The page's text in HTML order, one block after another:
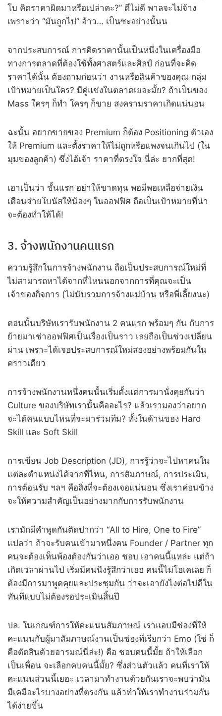
โบ คิดราคาผิดมาหรือเปล่าคะ?” ดีไม่ดี พาลจะไม่จ้าง
เพราะว่า “มันถูกไป” อ้าว… เป็นซะอย่างนั้นน
จากประสบการณ์ การคิดราคานั้นเป็นหนึ่งในเครื่องมือ
ทางการตลาดที่ต้องใช้ทั้งศาสตร์และศิลป์ ก่อนที่จะคิด
ราคาได้นั้น ต้องถามก่อนว่า งานหรือสินค้าของคุณ กลุ่ม
เป้าหมายเป็นใคร? มีคู่แข่งในตลาดเยอะมั้ย? ถ้าเป็นของ
Mass ใครๆ ก็ทำ ใครๆ ก็ขาย สงครามราคาเกิดแน่นอน
ฉะนั้น อยากขายของ Premium ก็ต้อง Positioning ตัวเอง
ให้ Premium และตั้งราคาให้ไม่ถูกหรือแพงจนเกินไป (ใน
มุมของลูกค้า) ซึ่งไอ้เจ้า ราคาที่ตรงใจ นี่ล่ะ ยากที่สุด!
เอาเป็นว่า ขั้นแรก อย่าให้ขาดทุน พอมีพอเหลือจ่ายเงิน
เดือนจ่ายโบนัสให้น้องๆ ในออฟฟิศ ถือเป็นเป้าหมายที่น่า
จะต้องทำให้ได้!
3. จ้างพนักงานคนแรก
ความรู้สึกในการจ้างพนักงาน ถือเป็นประสบการณ์ใหม่ที่
ไม่สามารถหาได้จากที่ไหนนอกจากการที่คุณจะเป็น
เจ้าของกิจการ (ไม่นับรวมการจ้างแม่บ้าน หรือพี่เลี้ยงนะ)
ตอนนั้นบริษัทเรารับพนักงาน 2 คนแรก พร้อมๆ กัน กับการ
ย้ายมาเช่าออฟฟิศเป็นเรื่องเป็นราว เลยถือเป็นช่วงเปลี่ยน
ผ่าน เพราะได้เจอประสบการณ์ใหม่สองอย่างพร้อมกันใน
คราวเดียว
การจ้างพนักงานหนึ่งคนนั้นเริ่มตั้งแต่การมานั่งคุยกันว่า
Culture ของบริษัทเรานั้นคืออะไร? แล้วเรามองว่าอยาก
จะได้คนแบบไหนที่จะมาร่วมทีม? ทั้งในด้านของ Hard
Skill และ Soft Skill
การเขียน Job Description (JD), การรู้ว่าจะไปหาคนใน
แต่ละตำแหน่งได้จากที่ไหน, การสัมภาษณ์, การประเมิน,
การต้อนรับ ฯลฯ คือสิ่งที่จะต้องเจอแน่นอน ซึ่งเราค่อนข้าง
จะให้ความสำคัญเป็นอย่างมากกับการรับพนักงาน
เรามักมีคำพูดกันติดปากว่า “All to Hire, One to Fire”
แปลว่า ถ้าจะรับคนเข้ามาหนึ่งคน Founder / Partner ทุก
คนจะต้องเห็นพ้องต้องกันว่าเออ ชอบ เอาคนนี้แหล่ะ แต่ถ้า
เกิดเวลาผ่านไป เริ่มมีคนนึงรู้สึกว่าเออ คนนี้ไม่โอเคเลย ก็
ต้องมีการมาพูดคุยและประชุมกัน ว่าจะเอายังไงต่อไปดีใน
ทันทีแบบไม่ต้องรอประเมินสิ้นปี
ปล. ในเกณฑ์การให้คะแนนสัมภาษณ์ เราแอบมีช่องที่ให้
คะแนนกับผู้มาสัมภาษณ์งานเป็นช่องที่เรียกว่า Emo (ใช่ ก็
คือตัดสินด้วยอารมณ์นี่ล่ะ!) คือ ชอบคนนี้มั้ย ถ้าให้เลือก
เป็นเพื่อน จะเลือกคบคนนี้มั้ย? ซึ่งส่วนตัวแล้ว คนที่เราให้
คะแนนส่วนนี้เยอะ เวลามาทำงานด้วยกันเราจะพบว่ามัน
มีเคมีอะไรบางอย่างที่ตรงกัน แล้วทำให้เราทำงานร่วมกัน
ได้ง่ายขึ้น